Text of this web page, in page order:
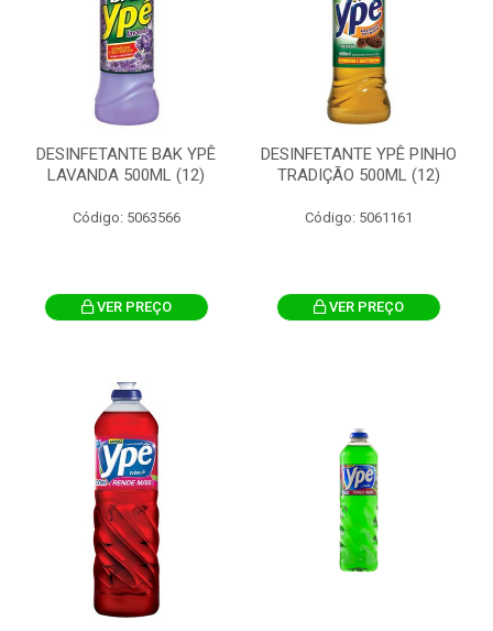
DESINFETANTE BAK YPÊ
LAVANDA 500ML (12)
Código: 5063566
VER PREÇO
DESINFETANTE YPÊ PINHO
TRADIÇÃO 500ML (12)
Código: 5061161
VER PREÇO